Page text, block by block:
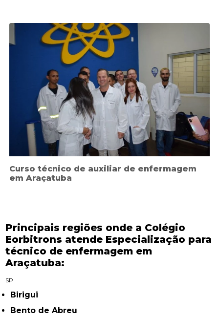
Curso técnico de auxiliar de enfermagem
em Araçatuba
Principais regiões onde a Colégio
Eorbitrons atende Especialização para
técnico de enfermagem em
Araçatuba:
SP
Birigui
Bento de Abreu